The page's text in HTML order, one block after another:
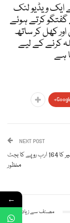
ایک ویڈیو لنک
کرتے ہوئے
کھل کر ساتھ
کرنے کے لیے
ہے
NEXT POST
آزادکشمیر کا 164 ارب روپے کا بجٹ
منظور
مصنف سے زیادہ
←